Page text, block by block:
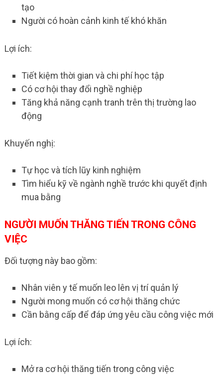
tạo
Người có hoàn cảnh kinh tế khó khăn
Lợi ích:
Tiết kiệm thời gian và chi phí học tập
Có cơ hội thay đổi nghề nghiệp
Tăng khả năng cạnh tranh trên thị trường lao
động
Khuyến nghị:
Tự học và tích lũy kinh nghiệm
Tìm hiểu kỹ về ngành nghề trước khi quyết định
mua bằng
NGƯỜI MUỐN THĂNG TIẾN TRONG CÔNG
VIỆC
Đối tượng này bao gồm:
Nhân viên y tế muốn leo lên vị trí quản lý
Người mong muốn có cơ hội thăng chức
Cần bằng cấp để đáp ứng yêu cầu công việc mới
Lợi ích:
Mở ra cơ hội thăng tiến trong công việc